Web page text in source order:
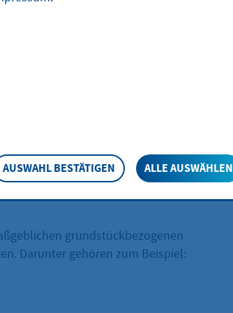
können Sie
Abgaben zahlen. Dazu zählen
grundstückbezogenen
Darunter gehören zum Beispiel:
AUSWAHL BESTÄTIGEN ALLE AUSWÄHLEN